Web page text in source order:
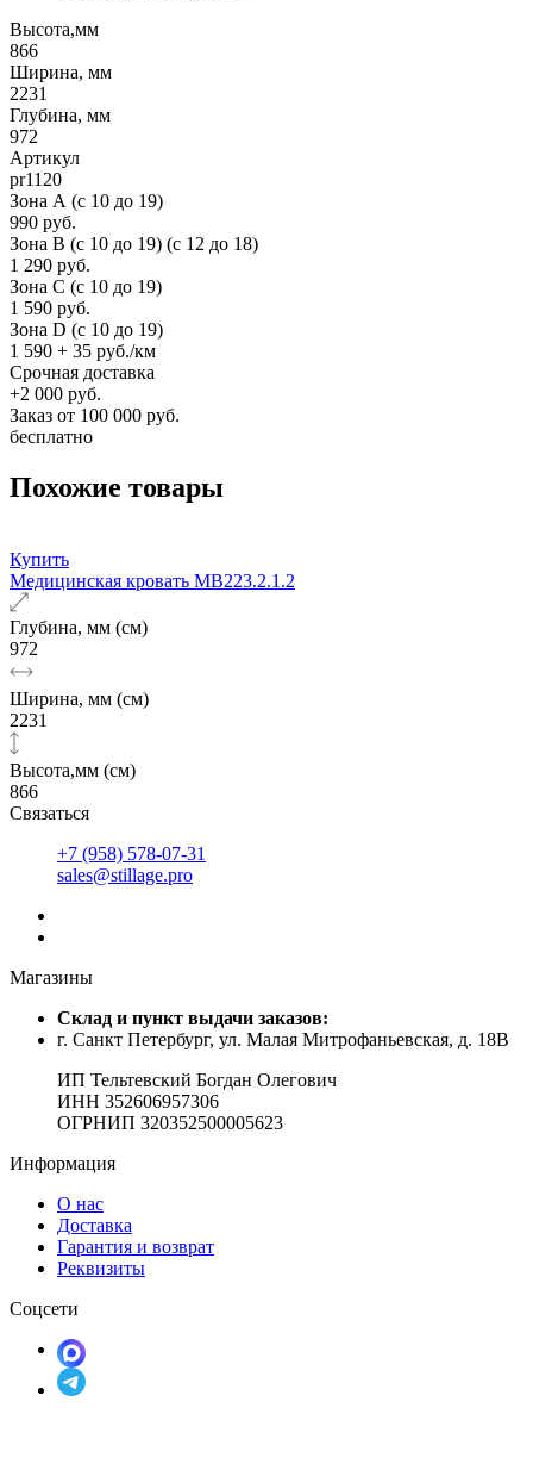
Высота,мм
866
Ширина, мм
2231
Глубина, мм
972
Артикул
pr1120
Зона А (c 10 до 19)
990 руб.
Зона B (c 10 до 19) (c 12 до 18)
1 290 руб.
Зона C (c 10 до 19)
1 590 руб.
Зона D (c 10 до 19)
1 590 + 35 руб./км
Срочная доставка
+2 000 руб.
Заказ от 100 000 руб.
бесплатно
Похожие товары
Купить
Медицинская кровать MB223.2.1.2
Глубина, мм (см)
972
Ширина, мм (см)
2231
Высота,мм (см)
866
Связаться
+7 (958) 578-07-31
sales@stillage.pro
Магазины
Cклад и пункт выдачи заказов:
г. Санкт Петербург, ул. Малая Митрофаньевская, д. 18В
ИП Тельтевский Богдан Олегович
ИНН 352606957306
ОГРНИП 320352500005623
Информация
О нас
Доставка
Гарантия и возврат
Реквизиты
Соцсети